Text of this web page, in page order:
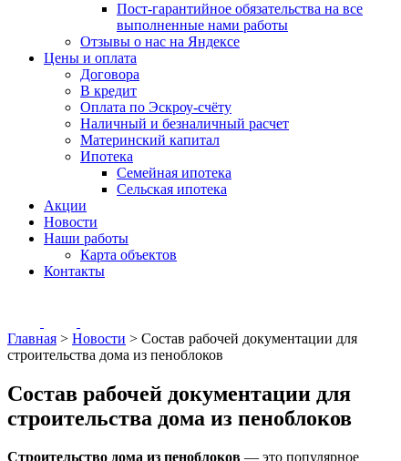
Пост-гарантийное обязательства на все
выполненные нами работы
Отзывы о нас на Яндексе
Цены и оплата
Договора
В кредит
Оплата по Эскроу-счёту
Наличный и безналичный расчет
Материнский капитал
Ипотека
Семейная ипотека
Сельская ипотека
Акции
Новости
Наши работы
Карта объектов
Контакты
Главная > Новости > Состав рабочей документации для
строительства дома из пеноблоков
Состав рабочей документации для
строительства дома из пеноблоков
Строительство дома из пеноблоков — это популярное